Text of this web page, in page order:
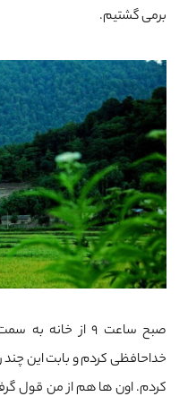
برمی گشتیم.
صبح ساعت 9 از
خداحافظی کردم و بابت این
کردم. اون ها هم از من قول